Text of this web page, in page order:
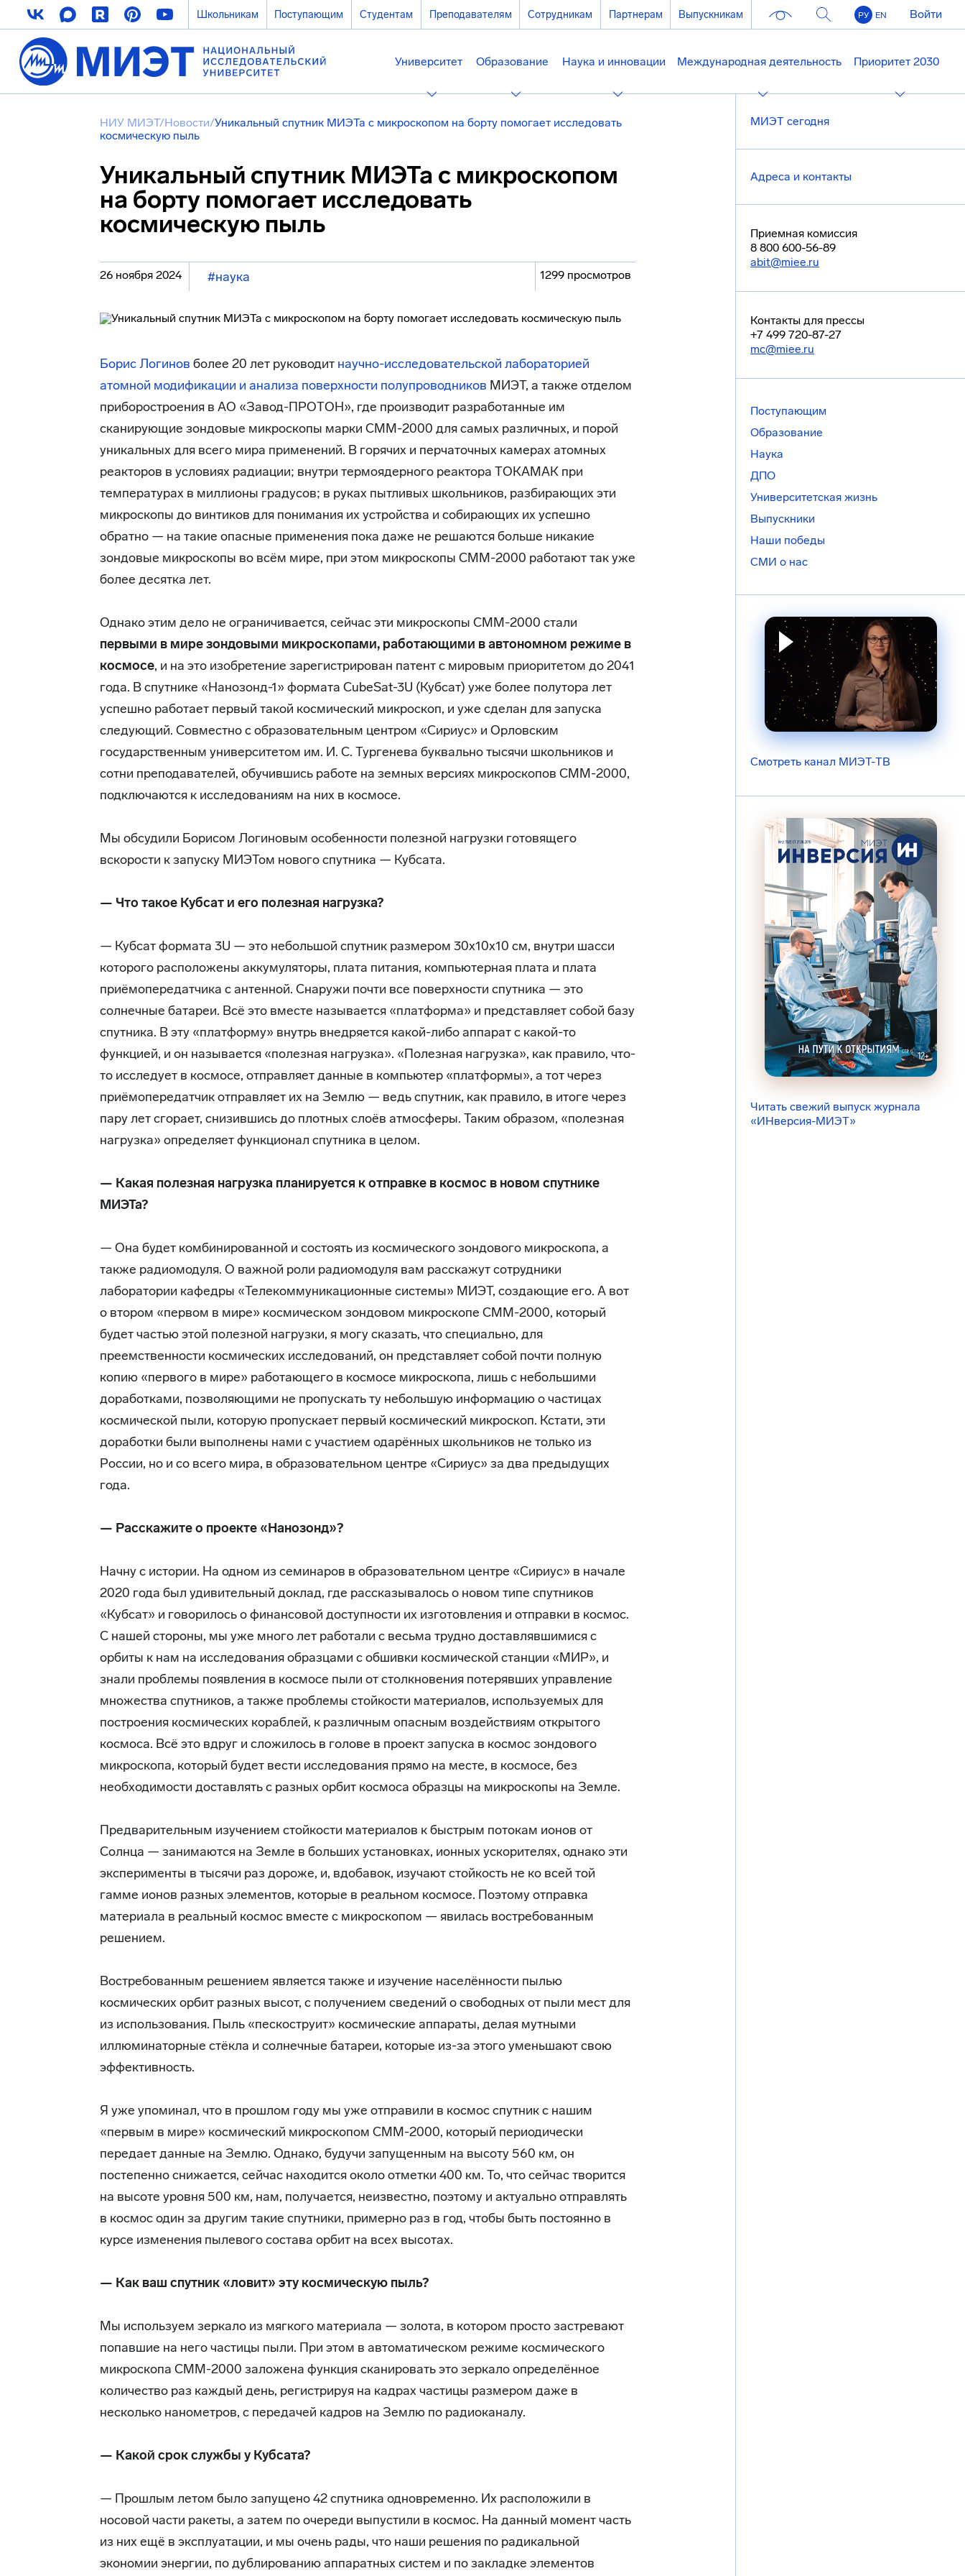
Школьникам Поступающим Студентам Преподавателям Сотрудникам Партнерам Выпускникам РУ EN Войти
Университет Образование Наука и инновации Международная деятельность Приоритет 2030
НИУ МИЭТ/Новости/Уникальный спутник МИЭТа с микроскопом на борту помогает исследовать
космическую пыль
Уникальный спутник МИЭТа с микроскопом
на борту помогает исследовать
космическую пыль
26 ноября 2024 #наука 1299 просмотров
Борис Логинов более 20 лет руководит научно-исследовательской лабораторией
атомной модификации и анализа поверхности полупроводников МИЭТ, а также отделом
приборостроения в АО «Завод-ПРОТОН», где производит разработанные им
сканирующие зондовые микроскопы марки СММ-2000 для самых различных, и порой
уникальных для всего мира применений. В горячих и перчаточных камерах атомных
реакторов в условиях радиации; внутри термоядерного реактора ТОКАМАК при
температурах в миллионы градусов; в руках пытливых школьников, разбирающих эти
микроскопы до винтиков для понимания их устройства и собирающих их успешно
обратно — на такие опасные применения пока даже не решаются больше никакие
зондовые микроскопы во всём мире, при этом микроскопы СММ-2000 работают так уже
более десятка лет.
Однако этим дело не ограничивается, сейчас эти микроскопы СММ-2000 стали
первыми в мире зондовыми микроскопами, работающими в автономном режиме в
космосе, и на это изобретение зарегистрирован патент с мировым приоритетом до 2041
года. В спутнике «Нанозонд-1» формата CubeSat-3U (Кубсат) уже более полутора лет
успешно работает первый такой космический микроскоп, и уже сделан для запуска
следующий. Совместно с образовательным центром «Сириус» и Орловским
государственным университетом им. И. С. Тургенева буквально тысячи школьников и
сотни преподавателей, обучившись работе на земных версиях микроскопов СММ-2000,
подключаются к исследованиям на них в космосе.
Мы обсудили Борисом Логиновым особенности полезной нагрузки готовящего
вскорости к запуску МИЭТом нового спутника — Кубсата.
— Что такое Кубсат и его полезная нагрузка?
— Кубсат формата 3U — это небольшой спутник размером 30х10x10 см, внутри шасси
которого расположены аккумуляторы, плата питания, компьютерная плата и плата
приёмопередатчика с антенной. Снаружи почти все поверхности спутника — это
солнечные батареи. Всё это вместе называется «платформа» и представляет собой базу
спутника. В эту «платформу» внутрь внедряется какой-либо аппарат с какой-то
функцией, и он называется «полезная нагрузка». «Полезная нагрузка», как правило, что-
то исследует в космосе, отправляет данные в компьютер «платформы», а тот через
приёмопередатчик отправляет их на Землю — ведь спутник, как правило, в итоге через
пару лет сгорает, снизившись до плотных слоёв атмосферы. Таким образом, «полезная
нагрузка» определяет функционал спутника в целом.
— Какая полезная нагрузка планируется к отправке в космос в новом спутнике
МИЭТа?
— Она будет комбинированной и состоять из космического зондового микроскопа, а
также радиомодуля. О важной роли радиомодуля вам расскажут сотрудники
лаборатории кафедры «Телекоммуникационные системы» МИЭТ, создающие его. А вот
о втором «первом в мире» космическом зондовом микроскопе СММ-2000, который
будет частью этой полезной нагрузки, я могу сказать, что специально, для
преемственности космических исследований, он представляет собой почти полную
копию «первого в мире» работающего в космосе микроскопа, лишь с небольшими
доработками, позволяющими не пропускать ту небольшую информацию о частицах
космической пыли, которую пропускает первый космический микроскоп. Кстати, эти
доработки были выполнены нами с участием одарённых школьников не только из
России, но и со всего мира, в образовательном центре «Сириус» за два предыдущих
года.
— Расскажите о проекте «Нанозонд»?
Начну с истории. На одном из семинаров в образовательном центре «Сириус» в начале
2020 года был удивительный доклад, где рассказывалось о новом типе спутников
«Кубсат» и говорилось о финансовой доступности их изготовления и отправки в космос.
С нашей стороны, мы уже много лет работали с весьма трудно доставлявшимися с
орбиты к нам на исследования образцами с обшивки космической станции «МИР», и
знали проблемы появления в космосе пыли от столкновения потерявших управление
множества спутников, а также проблемы стойкости материалов, используемых для
построения космических кораблей, к различным опасным воздействиям открытого
космоса. Всё это вдруг и сложилось в голове в проект запуска в космос зондового
микроскопа, который будет вести исследования прямо на месте, в космосе, без
необходимости доставлять с разных орбит космоса образцы на микроскопы на Земле.
Предварительным изучением стойкости материалов к быстрым потокам ионов от
Солнца — занимаются на Земле в больших установках, ионных ускорителях, однако эти
эксперименты в тысячи раз дороже, и, вдобавок, изучают стойкость не ко всей той
гамме ионов разных элементов, которые в реальном космосе. Поэтому отправка
материала в реальный космос вместе с микроскопом — явилась востребованным
решением.
Востребованным решением является также и изучение населённости пылью
космических орбит разных высот, с получением сведений о свободных от пыли мест для
из использования. Пыль «пескоструит» космические аппараты, делая мутными
иллюминаторные стёкла и солнечные батареи, которые из-за этого уменьшают свою
эффективность.
Я уже упоминал, что в прошлом году мы уже отправили в космос спутник с нашим
«первым в мире» космический микроскопом СММ-2000, который периодически
передает данные на Землю. Однако, будучи запущенным на высоту 560 км, он
постепенно снижается, сейчас находится около отметки 400 км. То, что сейчас творится
на высоте уровня 500 км, нам, получается, неизвестно, поэтому и актуально отправлять
в космос один за другим такие спутники, примерно раз в год, чтобы быть постоянно в
курсе изменения пылевого состава орбит на всех высотах.
— Как ваш спутник «ловит» эту космическую пыль?
Мы используем зеркало из мягкого материала — золота, в котором просто застревают
попавшие на него частицы пыли. При этом в автоматическом режиме космического
микроскопа СММ-2000 заложена функция сканировать это зеркало определённое
количество раз каждый день, регистрируя на кадрах частицы размером даже в
несколько нанометров, с передачей кадров на Землю по радиоканалу.
— Какой срок службы у Кубсата?
— Прошлым летом было запущено 42 спутника одновременно. Их расположили в
носовой части ракеты, а затем по очереди выпустили в космос. На данный момент часть
из них ещё в эксплуатации, и мы очень рады, что наши решения по радикальной
экономии энергии, по дублированию аппаратных систем и по закладке элементов
МИЭТ сегодня
Адреса и контакты
Приемная комиссия
8 800 600-56-89
abit@miee.ru
Контакты для прессы
+7 499 720-87-27
mc@miee.ru
Поступающим
Образование
Наука
ДПО
Университетская жизнь
Выпускники
Наши победы
СМИ о нас
Смотреть канал МИЭТ-ТВ
Читать свежий выпуск журнала
«ИНверсия-МИЭТ»